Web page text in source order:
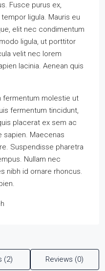
Fusce purus ex,
ligula. Mauris eu
elit nec condimentum
ligula, ut porttitor
velit nec lorem
lacinia. Aenean quis
fermentum molestie ut
fermentum tincidunt,
placerat ex sem ac
sapien. Maecenas
Suspendisse pharetra
Nullam nec
nibh id ornare rhoncus.
(2) Reviews (0)